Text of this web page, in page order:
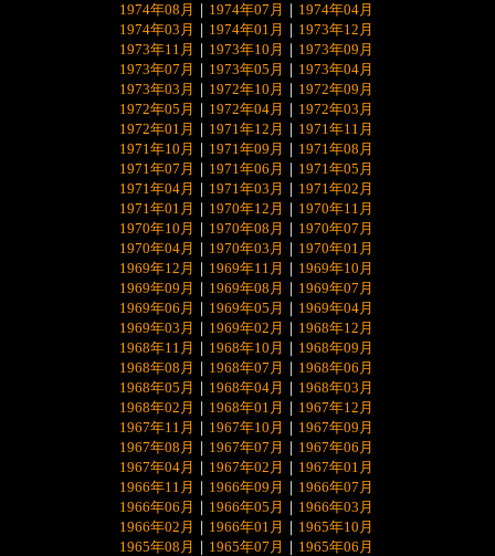
1974年08月 ｜ 1974年07月 ｜ 1974年04月
1974年03月 ｜ 1974年01月 ｜ 1973年12月
1973年11月 ｜ 1973年10月 ｜ 1973年09月
1973年07月 ｜ 1973年05月 ｜ 1973年04月
1973年03月 ｜ 1972年10月 ｜ 1972年09月
1972年05月 ｜ 1972年04月 ｜ 1972年03月
1972年01月 ｜ 1971年12月 ｜ 1971年11月
1971年10月 ｜ 1971年09月 ｜ 1971年08月
1971年07月 ｜ 1971年06月 ｜ 1971年05月
1971年04月 ｜ 1971年03月 ｜ 1971年02月
1971年01月 ｜ 1970年12月 ｜ 1970年11月
1970年10月 ｜ 1970年08月 ｜ 1970年07月
1970年04月 ｜ 1970年03月 ｜ 1970年01月
1969年12月 ｜ 1969年11月 ｜ 1969年10月
1969年09月 ｜ 1969年08月 ｜ 1969年07月
1969年06月 ｜ 1969年05月 ｜ 1969年04月
1969年03月 ｜ 1969年02月 ｜ 1968年12月
1968年11月 ｜ 1968年10月 ｜ 1968年09月
1968年08月 ｜ 1968年07月 ｜ 1968年06月
1968年05月 ｜ 1968年04月 ｜ 1968年03月
1968年02月 ｜ 1968年01月 ｜ 1967年12月
1967年11月 ｜ 1967年10月 ｜ 1967年09月
1967年08月 ｜ 1967年07月 ｜ 1967年06月
1967年04月 ｜ 1967年02月 ｜ 1967年01月
1966年11月 ｜ 1966年09月 ｜ 1966年07月
1966年06月 ｜ 1966年05月 ｜ 1966年03月
1966年02月 ｜ 1966年01月 ｜ 1965年10月
1965年08月 ｜ 1965年07月 ｜ 1965年06月